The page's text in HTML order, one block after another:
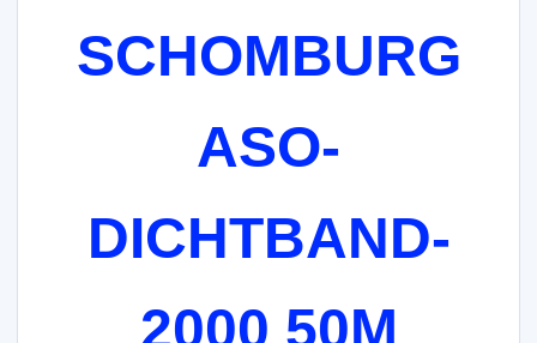
SCHOMBURG
ASO-
DICHTBAND-
2000 50M